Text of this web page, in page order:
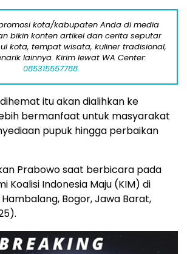
kota/kabupaten Anda di media
bikin konten artikel dan cerita seputar
kota, tempat wisata, kuliner tradisional,
lainnya. Kirim lewat WA Center:
085315557788.
itu akan dialihkan ke
bermanfaat untuk masyarakat
pupuk hingga perbaikan
Prabowo saat berbicara pada
Koalisi Indonesia Maju (KIM) di
Bogor, Jawa Barat,